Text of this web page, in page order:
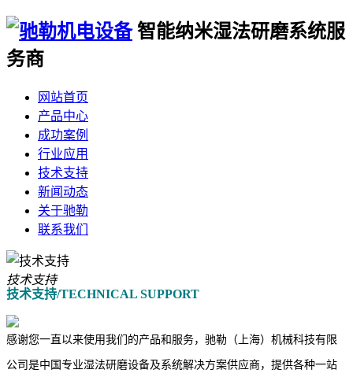
智能纳米湿法研磨系统服
务商
网站首页
产品中心
成功案例
行业应用
技术支持
新闻动态
关于驰勒
联系我们
技术支持
技术支持/TECHNICAL SUPPORT
感谢您一直以来使用我们的产品和服务，驰勒（上海）机械科技有限
公司是中国专业湿法研磨设备及系统解决方案供应商，提供各种一站